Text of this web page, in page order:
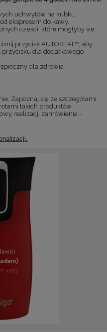
uchwytów na kubki,
ekspresem do kawy.
części, które mogłyby się
przycisk AUTOSEAL™, aby
przycisku dla dodatkowego
dla zdrowia
Zapoznaj się ze szczegółami
takich produktów.
realizacji zamówienia -